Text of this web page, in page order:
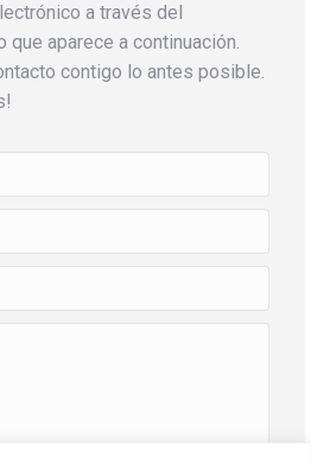
a través del
aparece a continuación.
contigo lo antes posible.